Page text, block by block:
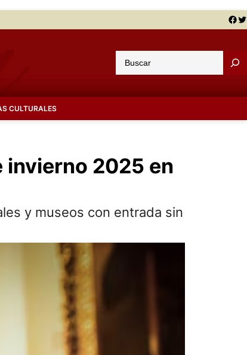
Facebook Twitter
u
a
CULTURALES
2025 en
y museos con entrada sin